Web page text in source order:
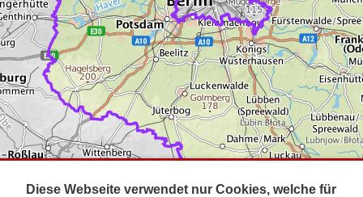
Impressum
Kontakt
Diese Webseite verwendet nur Cookies, welche für